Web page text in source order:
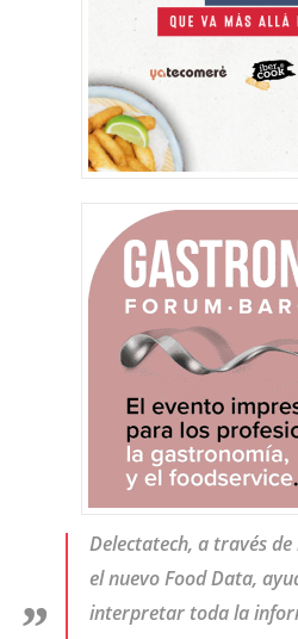
Delectatech, a través
el nuevo Food Data,
interpretar toda la